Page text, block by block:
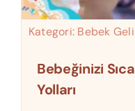
Kategori: Bebek
Bebeğinizi
Yolları